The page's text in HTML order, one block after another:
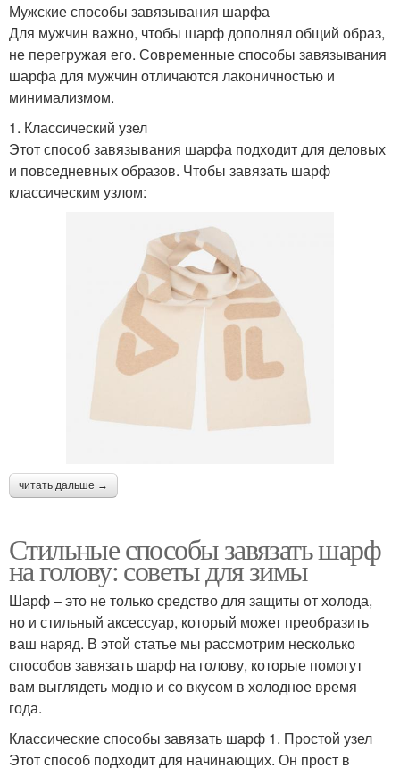
Мужские способы завязывания шарфа
Для мужчин важно, чтобы шарф дополнял общий образ,
не перегружая его. Современные способы завязывания
шарфа для мужчин отличаются лаконичностью и
минимализмом.
1. Классический узел
Этот способ завязывания шарфа подходит для деловых
и повседневных образов. Чтобы завязать шарф
классическим узлом:
читать дальше →
Стильные способы завязать шарф
на голову: советы для зимы
Шарф – это не только средство для защиты от холода,
но и стильный аксессуар, который может преобразить
ваш наряд. В этой статье мы рассмотрим несколько
способов завязать шарф на голову, которые помогут
вам выглядеть модно и со вкусом в холодное время
года.
Классические способы завязать шарф 1. Простой узел
Этот способ подходит для начинающих. Он прост в